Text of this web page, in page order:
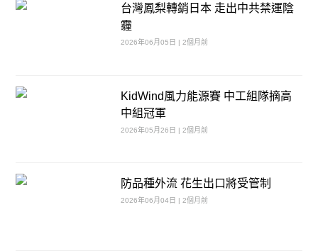
台灣鳳梨轉銷日本 走出中共禁運陰
霾
2026年06月05日 | 2個月前
KidWind風力能源賽 中工組隊摘高
中組冠軍
2026年05月26日 | 2個月前
防品種外流 花生出口將受管制
2026年06月04日 | 2個月前